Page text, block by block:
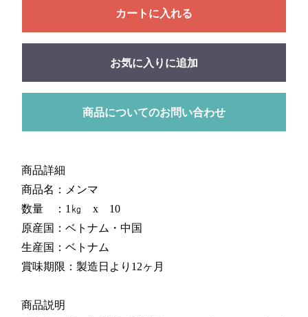
カートに入れる
お気に入りに追加
商品についてのお問い合わせ
商品詳細
商品名：メンマ
数量 ：1㎏ x 10
原産国：ベトナム・中国
生産国：ベトナム
賞味期限：製造日より12ヶ月
商品説明